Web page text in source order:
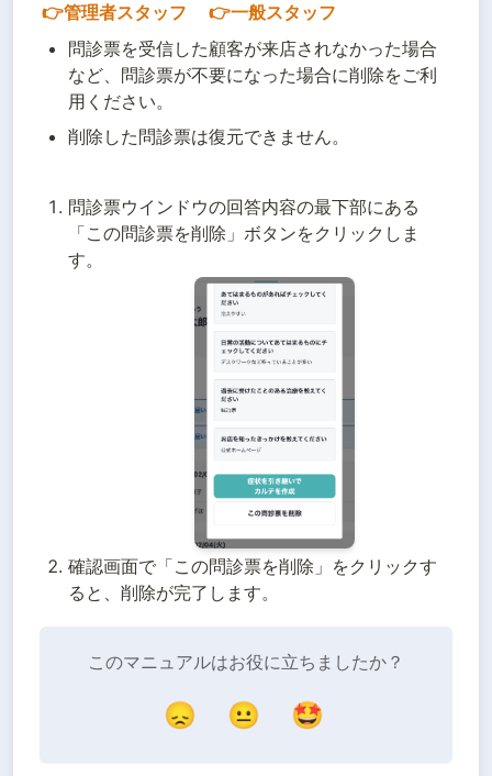
👉管理者スタッフ 　👉一般スタッフ
問診票を受信した顧客が来店されなかった場合
など、問診票が不要になった場合に削除をご利
用ください。
削除した問診票は復元できません。
問診票ウインドウの回答内容の最下部にある
「この問診票を削除」ボタンをクリックしま
す。
確認画面で「この問診票を削除」をクリックす
ると、削除が完了します。
このマニュアルはお役に立ちましたか？
😞 😐 🤩